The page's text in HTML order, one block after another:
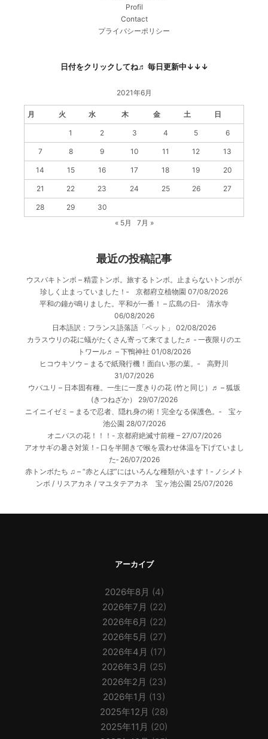
Profil
Contact
プライバシーポリシー
日付をクリックしてね♬ 毎日更新中↓↓↓
2021年6月
月 火 水 木 金 土 日
1 2 3 4 5 6
7 8 9 10 11 12 13
14 15 16 17 18 19 20
21 22 23 24 25 26 27
28 29
30
« 5月
7月 »
最近の投稿記事
ウスバキトンボ – 精霊トンボ。旅するトンボ。止まらないトンボが
珍しく止まっていました！‐ 京都府立植物園 07/08/2026
平和の鐘が鳴りました。平和が一番！ – 広島の日‐ 清水寺
06/08/2026
日本語訳：フランス語落語「ペット」
02/08/2026
カラスウリの花に蟻がたくさん寄って来てました♬ ‐ 一夜限りのエ
トワール♬ – 下鴨神社 01/08/2026
ヒコウキソウ – まるで紙飛行機！面白い形の葉。‐ 高野川
31/07/2026
ウバユリ – 日本固有種。一生に一度きりの花 (竹と同じ）♬ – 狐坂
(きつねざか）
29/07/2026
ニイニイゼミ – まるで忍者、隠れ身の術！完全なる保護色。‐ 宝ヶ
池公園 28/07/2026
オニバスの花！！！- 京都府絶滅寸前種 – 27/07/2026
アオサギの暑さ対策！‐ 口を半開きで喉を震わせ体温を下げていまし
た‐ 26/07/2026
赤トンボたち ♫ – “赤とんぼ”にはいろんな種類がいます！‐ ノシメト
ンボ / リスアカネ / マユタテアカネ 宝ヶ池公園 25/07/2026
アーカイブ
2026年8月 (4)
2026年7月 (22)
2026年6月 (22)
2026年5月 (27)
2026年4月 (17)
2026年3月 (25)
2026年2月 (23)
2026年1月 (13)
2025年12月 (28)
2025年11月 (20)